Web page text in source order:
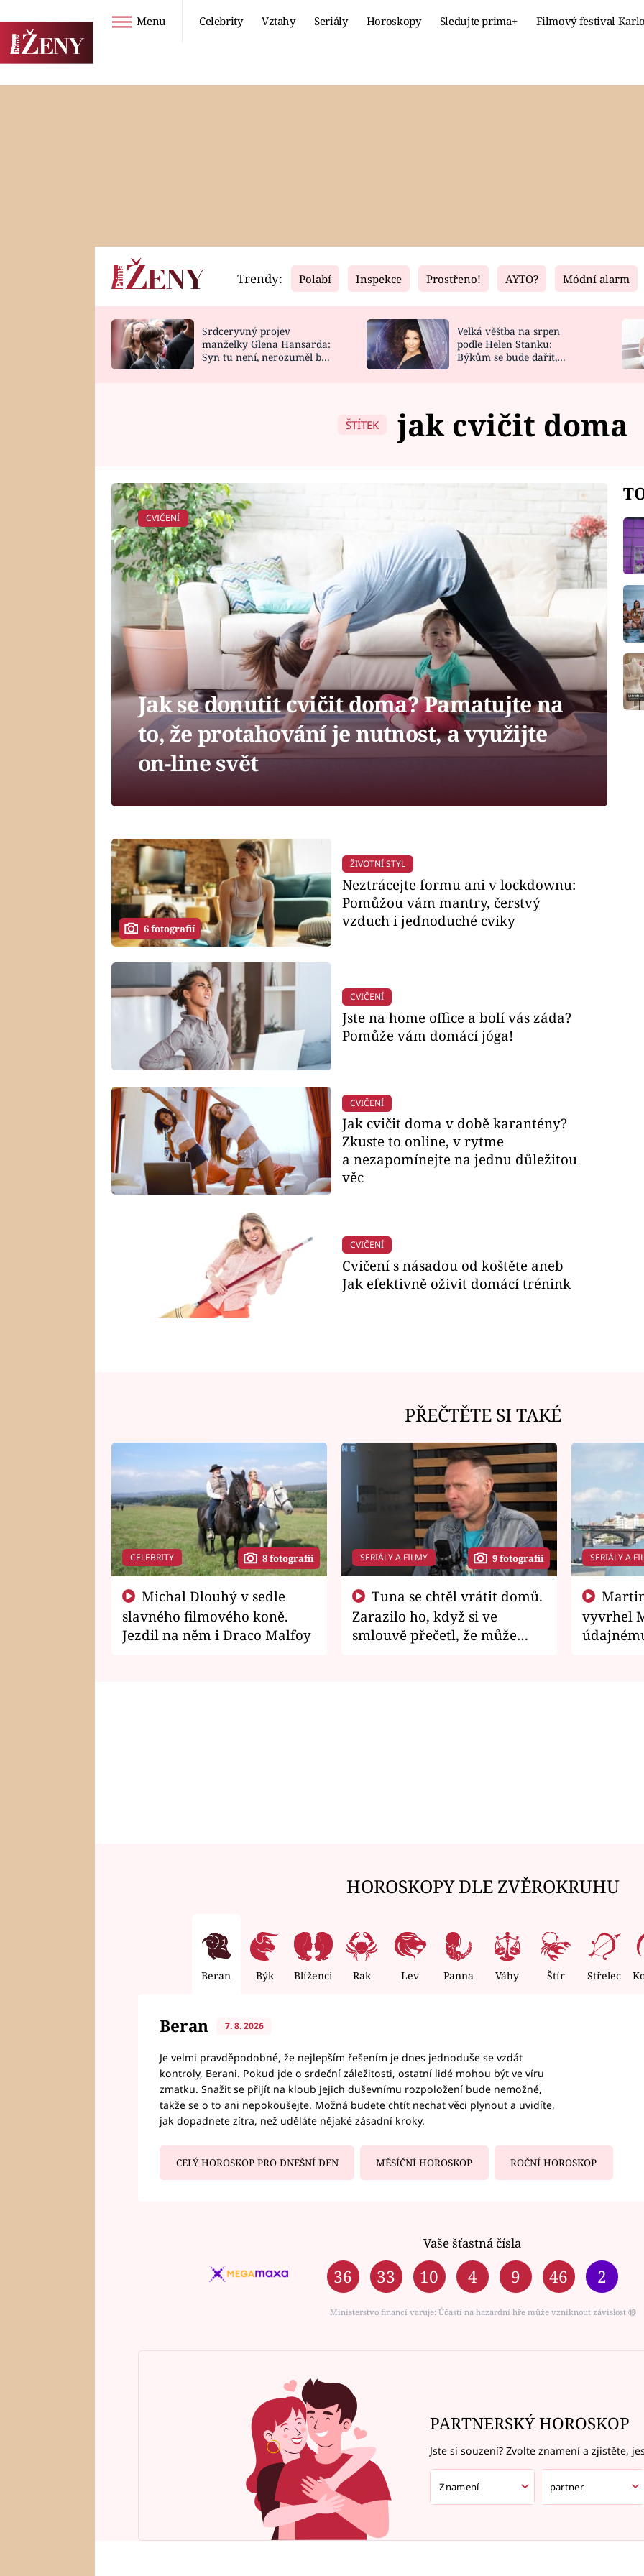
Menu Celebrity Vztahy Seriály Horoskopy Sledujte prima+ Filmový festival
Horoskopy
HOROSKOP NA
Video
CELEBRITY
VAŘENÍ
Fresh
NOVINKY
VIDEORECEPTY
Living
DESIGN
Trendy: Polabí Inspekce Prostřeno! AYTO? Módní alarm
Srdceryvný projev
manželky Glena Hansarda:
Syn tu není, nerozuměl by
Velká věštba na srpen
podle Helen Stanku:
Býkům se bude dařit,
ŠTÍTEK jak cvičit doma
CVIČENÍ
Jak se donutit cvičit doma? Pamatujte na
to, že protahování je nutnost, a využijte
on-line svět
6 fotografií
ŽIVOTNÍ STYL
Neztrácejte formu ani v lockdownu:
Pomůžou vám mantry, čerstvý
vzduch i jednoduché cviky
CVIČENÍ
Jste na home office a bolí vás záda?
Pomůže vám domácí jóga!
CVIČENÍ
Jak cvičit doma v době karantény?
Zkuste to online, v rytme
a nezapomínejte na jednu důležitou
věc
CVIČENÍ
Cvičení s násadou od koštěte aneb
Jak efektivně oživit domácí trénink
PŘEČTĚTE SI TAKÉ
CELEBRITY 8 fotografií
slavného filmového koně.
Jezdil na něm i Draco Malfoy
SERIÁLY A FILMY 9 fotografií
Zarazilo ho, když si ve
smlouvě přečetl, že může
SERIÁLY A
vyvrhel
HOROSKOPY DLE ZVĚROKRUHU
Beran Býk Blíženci Rak Lev Panna Váhy Štír Střelec
Beran 7. 8. 2026
Je velmi pravděpodobné, že nejlepším řešením je dnes jednoduše se vzdát
kontroly, Berani. Pokud jde o srdeční záležitosti, ostatní lidé mohou být ve víru
zmatku. Snažit se přijít na kloub jejich duševnímu rozpoložení bude nemožné,
takže se o to ani nepokoušejte. Možná budete chtít nechat věci plynout a uvidíte,
jak dopadnete zítra, než uděláte nějaké zásadní kroky.
CELÝ HOROSKOP PRO DNEŠNÍ DEN MĚSÍČNÍ HOROSKOP ROČNÍ HOROSKOP
Vaše šťastná čísla
36 33 10 4 9 46 2
Ministerstvo financí varuje: Účastí na hazardní hře může vzniknout závislost ⑱
PARTNERSKÝ HOROSKOP
Jste si souzení? Zvolte znamení a zjistěte,